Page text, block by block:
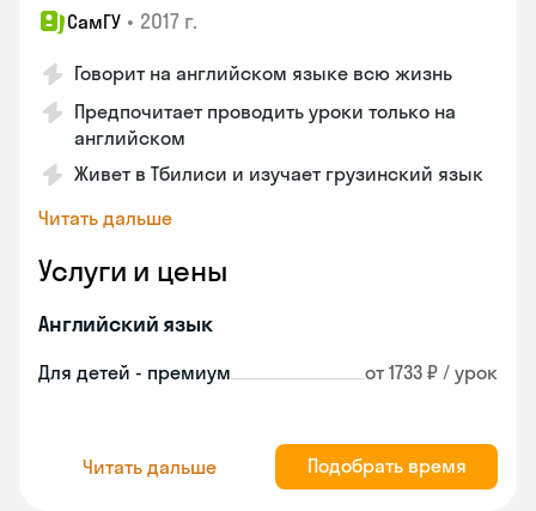
СамГУ • 2017 г.
Говорит на английском языке всю жизнь
Предпочитает проводить уроки только на
английском
Живет в Тбилиси и изучает грузинский язык
Читать дальше
Услуги и цены
Английский язык
Для детей - премиум от 1733 ₽ / урок
Читать дальше Подобрать время